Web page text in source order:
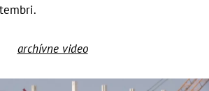
archívne video